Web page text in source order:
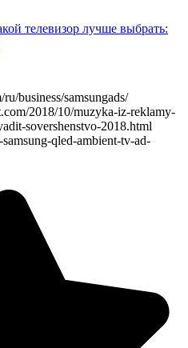
телевизор лучше выбрать:
business/samsungads/
2018/10/muzyka-iz-reklamy-
sovershenstvo-2018.html
qled-ambient-tv-ad-